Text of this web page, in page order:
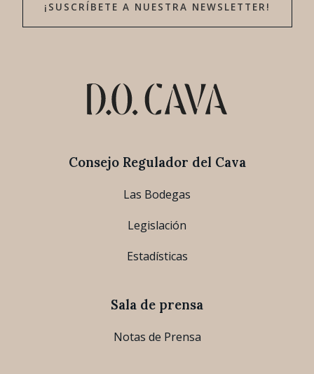
¡SUSCRÍBETE A NUESTRA NEWSLETTER!
Consejo Regulador del Cava
Las Bodegas
Legislación
Estadísticas
Sala de prensa
Notas de Prensa